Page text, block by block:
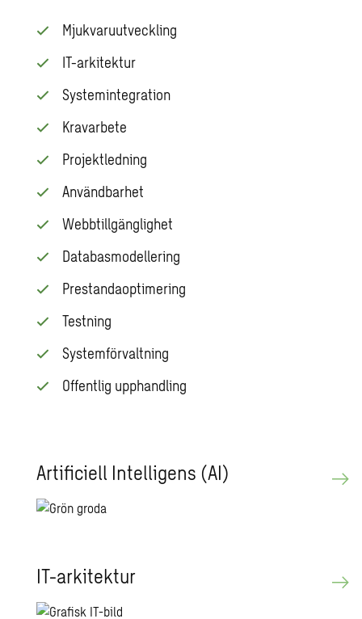
Mjukvaruutveckling
IT-arkitektur
Systemintegration
Kravarbete
Projektledning
Användbarhet
Webbtillgänglighet
Databasmodellering
Prestandaoptimering
Testning
Systemförvaltning
Offentlig upphandling
Ar­ti­fi­ci­ell In­tel­li­gens (AI)
IT-ar­ki­tek­tur